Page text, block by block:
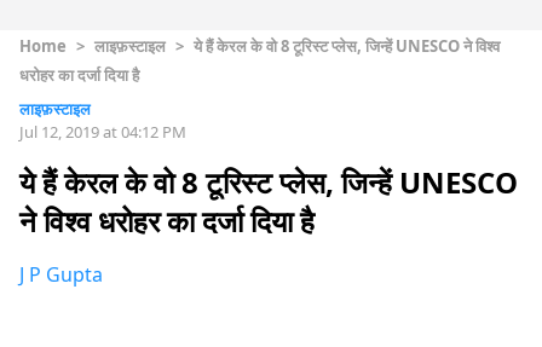
Home > लाइफ़स्टाइल > ये हैं केरल के वो 8 टूरिस्ट प्लेस, जिन्हें UNESCO ने विश्व
धरोहर का दर्जा दिया है
लाइफ़स्टाइल
Jul 12, 2019 at 04:12 PM
ये हैं केरल के वो 8 टूरिस्ट प्लेस, जिन्हें UNESCO
ने विश्व धरोहर का दर्जा दिया है
J P Gupta